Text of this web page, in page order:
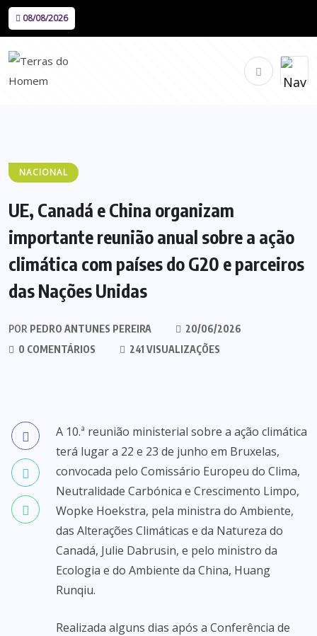
08/08/2026
NACIONAL
UE, Canadá e China organizam
importante reunião anual sobre a ação
climática com países do G20 e parceiros
das Nações Unidas
POR PEDRO ANTUNES PEREIRA
20/06/2026
0 COMENTÁRIOS
241 VISUALIZAÇÕES
A 10.ª reunião ministerial sobre a ação climática
terá lugar a 22 e 23 de junho em Bruxelas,
convocada pelo Comissário Europeu do Clima,
Neutralidade Carbónica e Crescimento Limpo,
Wopke Hoekstra, pela ministra do Ambiente,
das Alterações Climáticas e da Natureza do
Canadá, Julie Dabrusin, e pelo ministro da
Ecologia e do Ambiente da China, Huang
Runqiu.
Realizada alguns dias após a Conferência de